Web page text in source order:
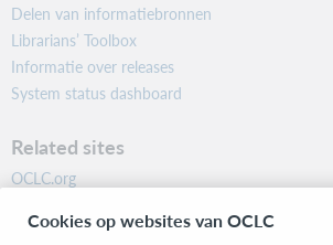
Delen van informatiebronnen
Librarians’ Toolbox
Informatie over releases
System status dashboard
Related sites
OCLC.org
Community
Cookies op websites van OCLC